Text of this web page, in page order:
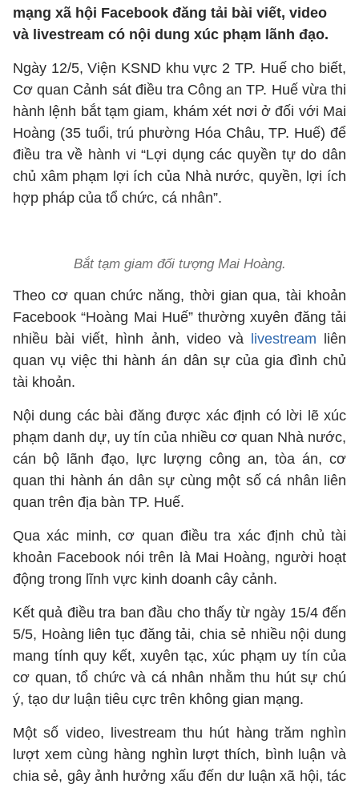
mạng xã hội Facebook đăng tải bài viết, video
và livestream có nội dung xúc phạm lãnh đạo.
Ngày 12/5, Viện KSND khu vực 2 TP. Huế cho biết,
Cơ quan Cảnh sát điều tra Công an TP. Huế vừa thi
hành lệnh bắt tạm giam, khám xét nơi ở đối với Mai
Hoàng (35 tuổi, trú phường Hóa Châu, TP. Huế) để
điều tra về hành vi “Lợi dụng các quyền tự do dân
chủ xâm phạm lợi ích của Nhà nước, quyền, lợi ích
hợp pháp của tổ chức, cá nhân”.
Bắt tạm giam đối tượng Mai Hoàng.
Theo cơ quan chức năng, thời gian qua, tài khoản
Facebook “Hoàng Mai Huế” thường xuyên đăng tải
nhiều bài viết, hình ảnh, video và
livestream liên
quan vụ việc thi hành án dân sự của gia đình chủ
tài khoản.
Nội dung các bài đăng được xác định có lời lẽ xúc
phạm danh dự, uy tín của nhiều cơ quan Nhà nước,
cán bộ lãnh đạo, lực lượng công an, tòa án, cơ
quan thi hành án dân sự cùng một số cá nhân liên
quan trên địa bàn TP. Huế.
Qua xác minh, cơ quan điều tra xác định chủ tài
khoản Facebook nói trên là Mai Hoàng, người hoạt
động trong lĩnh vực kinh doanh cây cảnh.
Kết quả điều tra ban đầu cho thấy từ ngày 15/4 đến
5/5, Hoàng liên tục đăng tải, chia sẻ nhiều nội dung
mang tính quy kết, xuyên tạc, xúc phạm uy tín của
cơ quan, tổ chức và cá nhân nhằm thu hút sự chú
ý, tạo dư luận tiêu cực trên không gian mạng.
Một số video, livestream thu hút hàng trăm nghìn
lượt xem cùng hàng nghìn lượt thích, bình luận và
chia sẻ, gây ảnh hưởng xấu đến dư luận xã hội, tác